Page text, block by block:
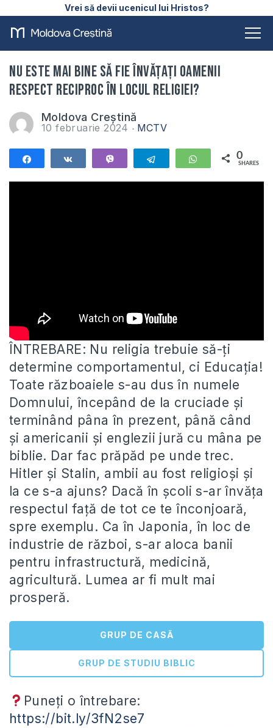
Vrei să devii ucenicul lui Hristos?
Nu este mai bine să fie învățați oamenii
respect reciproc în locul religiei?
Moldova Creștină
10 februarie 2024 MCTV
Telegram WhatsApp
0
SHARES
ÎNTREBARE: Nu religia trebuie să-ți
determine comportamentul, ci Educația!
Toate războaiele s-au dus în numele
Domnului, începând de la cruciade și
terminând pâna în prezent, până când
și americanii și englezii jură cu mâna pe
biblie. Dar fac prăpăd pe unde trec.
Hitler și Stalin, ambii au fost religioși și
la ce s-a ajuns? Dacă în școli s-ar învăța
respectul față de tot ce te înconjoară,
spre exemplu. Ca în Japonia, în loc de
industrie de război, s-ar aloca banii
pentru infrastructură, medicină,
agricultură. Lumea ar fi mult mai
prosperă.
GRUP DE CASĂ
GRUP DE STUDIU BIBLIC
Puneți o întrebare:
https://bit.ly/3fN2se7